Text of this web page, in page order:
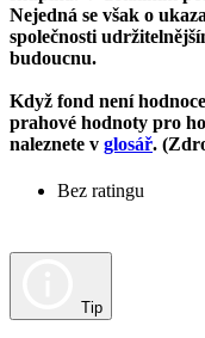
Nejedná se však o
společnosti
budoucnu.
Když fond není
prahové hodnoty pro
naleznete v glosář.
Bez ratingu
Tip